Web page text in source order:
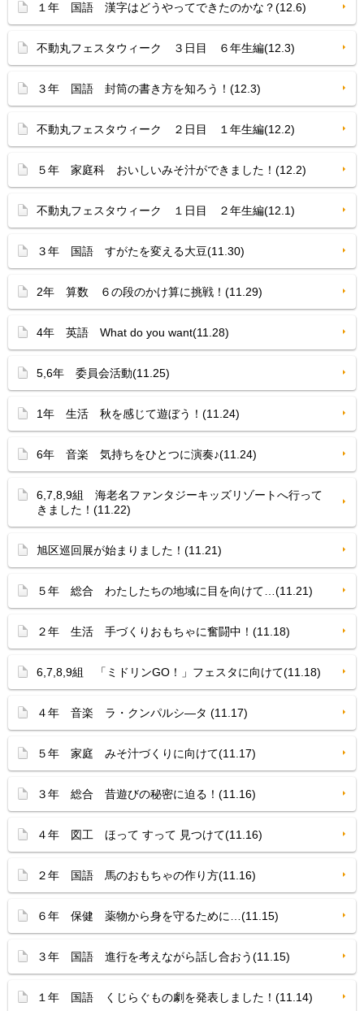
１年 国語 漢字はどうやってできたのかな？(12.6)
不動丸フェスタウィーク ３日目 ６年生編(12.3)
３年 国語 封筒の書き方を知ろう！(12.3)
不動丸フェスタウィーク ２日目 １年生編(12.2)
５年 家庭科 おいしいみそ汁ができました！(12.2)
不動丸フェスタウィーク １日目 ２年生編(12.1)
３年 国語 すがたを変える大豆(11.30)
2年 算数 ６の段のかけ算に挑戦！(11.29)
4年 英語 What do you want(11.28)
5,6年 委員会活動(11.25)
1年 生活 秋を感じて遊ぼう！(11.24)
6年 音楽 気持ちをひとつに演奏♪(11.24)
6,7,8,9組 海老名ファンタジーキッズリゾートへ行って
きました！(11.22)
旭区巡回展が始まりました！(11.21)
５年 総合 わたしたちの地域に目を向けて…(11.21)
２年 生活 手づくりおもちゃに奮闘中！(11.18)
6,7,8,9組 「ミドリンGO！」フェスタに向けて(11.18)
４年 音楽 ラ・クンパルシ—タ (11.17)
５年 家庭 みそ汁づくりに向けて(11.17)
３年 総合 昔遊びの秘密に迫る！(11.16)
４年 図工 ほって すって 見つけて(11.16)
２年 国語 馬のおもちゃの作り方(11.16)
６年 保健 薬物から身を守るために…(11.15)
３年 国語 進行を考えながら話し合おう(11.15)
１年 国語 くじらぐもの劇を発表しました！(11.14)